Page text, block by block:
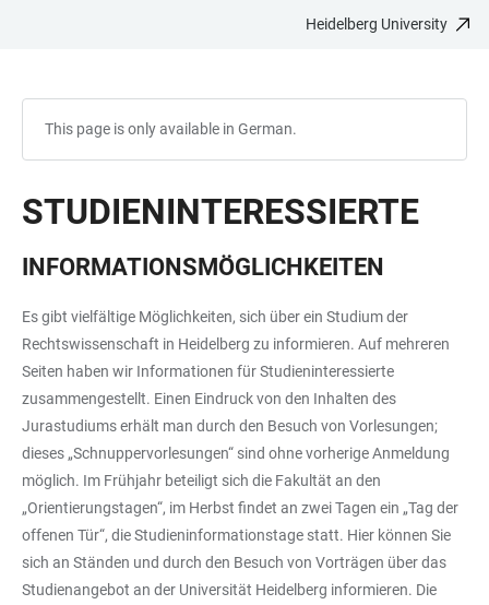
Heidelberg University
This page is only available in German.
STUDIENINTERESSIERTE
INFORMATIONSMÖGLICHKEITEN
Es gibt vielfältige Möglichkeiten, sich über ein Studium der
Rechtswissenschaft in Heidelberg zu informieren. Auf mehreren
Seiten haben wir Informationen für Studieninteressierte
zusammengestellt. Einen Eindruck von den Inhalten des
Jurastudiums erhält man durch den Besuch von Vorlesungen;
dieses „Schnuppervorlesungen“ sind ohne vorherige Anmeldung
möglich. Im Frühjahr beteiligt sich die Fakultät an den
„Orientierungstagen“, im Herbst findet an zwei Tagen ein „Tag der
offenen Tür“, die Studieninformationstage statt. Hier können Sie
sich an Ständen und durch den Besuch von Vorträgen über das
Studienangebot an der Universität Heidelberg informieren. Die